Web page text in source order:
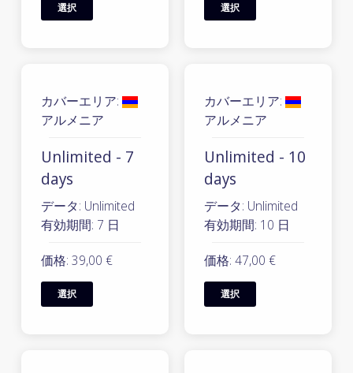
選択 選択
カバーエリア:
アルメニア
Unlimited - 7
days
データ: Unlimited
有効期間: 7 日
価格: 39,00 €
選択
カバーエリア:
アルメニア
Unlimited - 10
days
データ: Unlimited
有効期間: 10 日
価格: 47,00 €
選択